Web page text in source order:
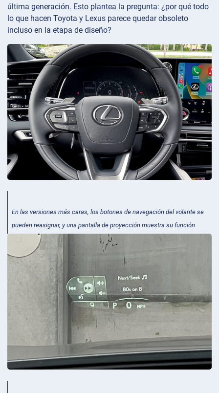
última generación. Esto plantea la pregunta: ¿por qué todo
lo que hacen Toyota y Lexus parece quedar obsoleto
incluso en la etapa de diseño?
En las versiones más caras, los botones de navegación del volante se
pueden reasignar, y una pantalla de proyección muestra su función